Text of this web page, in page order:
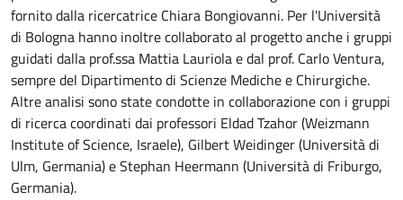
fornito dalla ricercatrice Chiara Bongiovanni. Per l'Università
di Bologna hanno inoltre collaborato al progetto anche i gruppi
guidati dalla prof.ssa Mattia Lauriola e dal prof. Carlo Ventura,
sempre del Dipartimento di Scienze Mediche e Chirurgiche.
Altre analisi sono state condotte in collaborazione con i gruppi
di ricerca coordinati dai professori Eldad Tzahor (Weizmann
Institute of Science, Israele), Gilbert Weidinger (Università di
Ulm, Germania) e Stephan Heermann (Università di Friburgo,
Germania).